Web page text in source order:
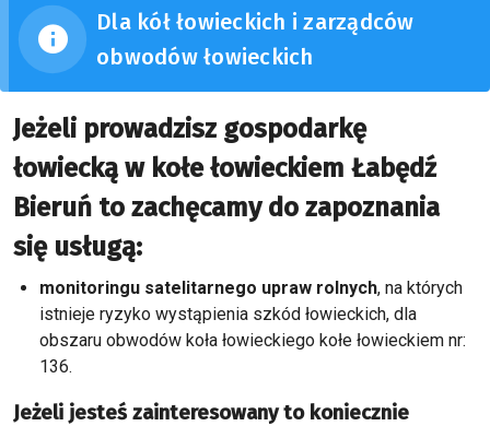
Dla kół łowieckich i zarządców
obwodów łowieckich
Jeżeli prowadzisz gospodarkę
łowiecką w kołe łowieckiem Łabędź
Bieruń to zachęcamy do zapoznania
się usługą:
monitoringu satelitarnego upraw rolnych, na których
istnieje ryzyko wystąpienia szkód łowieckich, dla
obszaru obwodów koła łowieckiego kołe łowieckiem nr:
136.
Jeżeli jesteś zainteresowany to koniecznie